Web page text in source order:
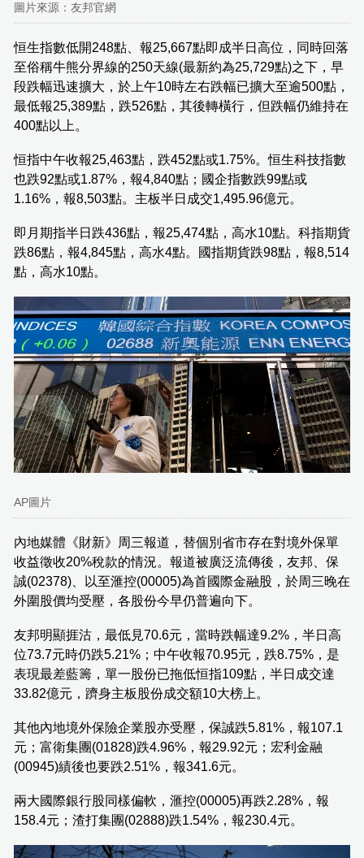
圖片來源：友邦官網
恒生指數低開248點、報25,667點即成半日高位，同時回落
至俗稱牛熊分界線的250天線(最新約為25,729點)之下，早
段跌幅迅速擴大，於上午10時左右跌幅已擴大至逾500點，
最低報25,389點，跌526點，其後轉橫行，但跌幅仍維持在
400點以上。
恒指中午收報25,463點，跌452點或1.75%。恒生科技指數
也跌92點或1.87%，報4,840點；國企指數跌99點或
1.16%，報8,503點。主板半日成交1,495.96億元。
即月期指半日跌436點，報25,474點，高水10點。科指期貨
跌86點，報4,845點，高水4點。國指期貨跌98點，報8,514
點，高水10點。
AP圖片
內地媒體《財新》周三報道，替個別省市存在對境外保單
收益徵收20%稅款的情況。報道被廣泛流傳後，友邦、保
誠(02378)、以至滙控(00005)為首國際金融股，於周三晚在
外圍股價均受壓，各股份今早仍普遍向下。
友邦明顯捱沽，最低見70.6元，當時跌幅達9.2%，半日高
位73.7元時仍跌5.21%；中午收報70.95元，跌8.75%，是
表現最差藍籌，單一股份已拖低恒指109點，半日成交達
33.82億元，躋身主板股份成交額10大榜上。
其他內地境外保險企業股亦受壓，保誠跌5.81%，報107.1
元；富衛集團(01828)跌4.96%，報29.92元；宏利金融
(00945)績後也要跌2.51%，報341.6元。
兩大國際銀行股同樣偏軟，滙控(00005)再跌2.28%，報
158.4元；渣打集團(02888)跌1.54%，報230.4元。